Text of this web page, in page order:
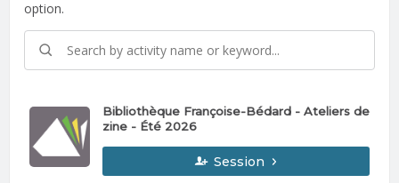
option.
Bibliothèque Françoise-Bédard - Ateliers de
zine - Été 2026
Session